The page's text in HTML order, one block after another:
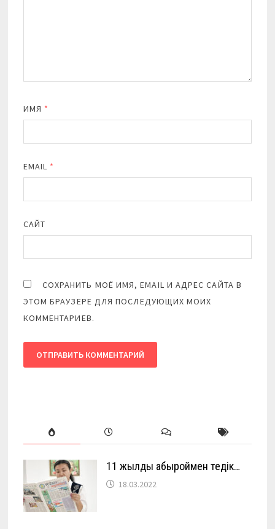
ИМЯ *
EMAIL *
САЙТ
СОХРАНИТЬ МОЁ ИМЯ, EMAIL И АДРЕС САЙТА В
ЭТОМ БРАУЗЕРЕ ДЛЯ ПОСЛЕДУЮЩИХ МОИХ
КОММЕНТАРИЕВ.
11 жылды абыроймен өтедік…
18.03.2022